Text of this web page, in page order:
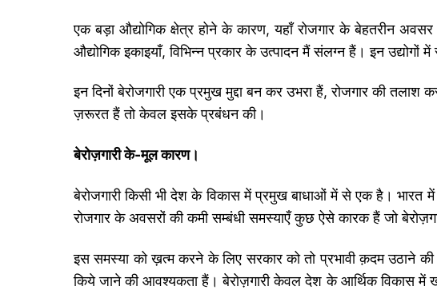
एक बड़ा औद्योगिक क्षेत्र होने के कारण, यहाँ रोजगार के बेहतरीन
औद्योगिक इकाइयाँ, विभिन्न प्रकार के उत्पादन मैं संलग्न हैं। इन
इन दिनों बेरोजगारी एक प्रमुख मुद्दा बन कर उभरा हैं, रोजगार की
ज़रूरत हैं तो केवल इसके प्रबंधन की।
बेरोज़गारी के-मूल कारण।
बेरोजगारी किसी भी देश के विकास में प्रमुख बाधाओं में से एक है। भारत में
रोजगार के अवसरों की कमी सम्बंधी समस्याएँ कुछ ऐसे कारक हैं जो
इस समस्या को ख़त्म करने के लिए सरकार को तो प्रभावी क़दम उठाने
किये जाने की आवश्यकता हैं। बेरोज़गारी केवल देश के आर्थिक विकास में